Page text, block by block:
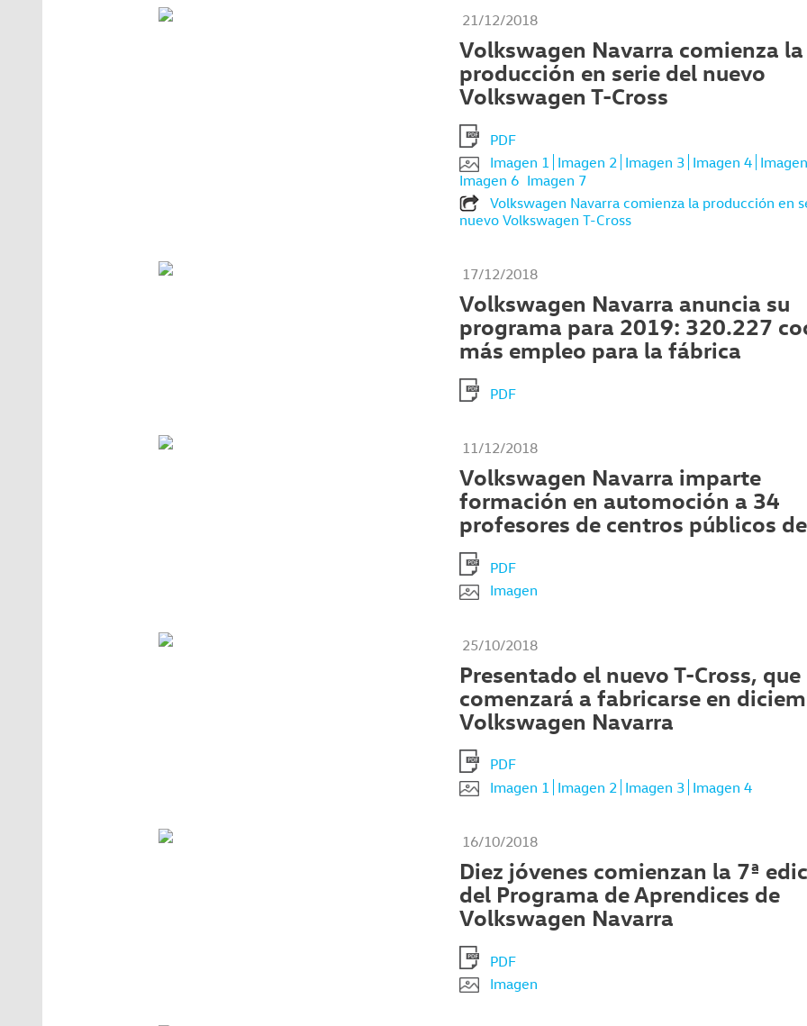
21/12/2018
Volkswagen Navarra comienza la
producción en serie del nuevo
Volkswagen T-Cross
PDF
Imagen 1 Imagen 2 Imagen 3 Imagen 4
Imagen 6 Imagen 7
Volkswagen Navarra comienza la producción en
nuevo Volkswagen T-Cross
17/12/2018
Volkswagen Navarra anuncia su
programa para 2019: 320.227
más empleo para la fábrica
PDF
11/12/2018
Volkswagen Navarra imparte
formación en automoción a 34
profesores de centros públicos
PDF
Imagen
25/10/2018
Presentado el nuevo T-Cross, que
comenzará a fabricarse en
Volkswagen Navarra
PDF
Imagen 1
Imagen 2 Imagen 3 Imagen 4
16/10/2018
Diez jóvenes comienzan la 7ª
del Programa de Aprendices de
Volkswagen Navarra
PDF
Imagen